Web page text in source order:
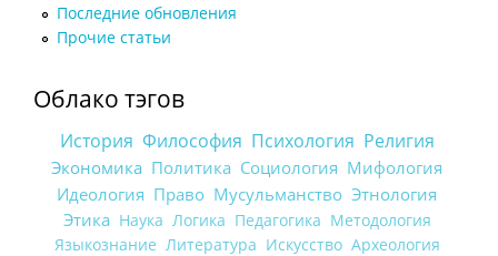
Последние обновления
Прочие статьи
Облако тэгов
История Философия Психология Религия
Экономика Политика Социология Мифология
Идеология Право Мусульманство Этнология
Этика Наука Логика Педагогика Методология
Языкознание Литература Искусство Археология